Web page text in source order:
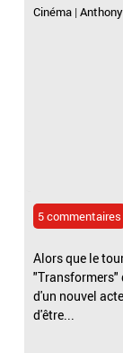
Cinéma |
5 commentaires
Alors que le
"Transformers"
d'un nouvel
d'être...